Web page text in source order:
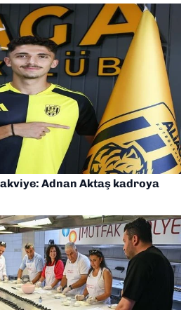
Adnan Aktaş kadroya